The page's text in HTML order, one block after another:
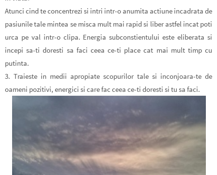
Atunci cind te concentrezi si intri intr-o anumita actiune incadrata de
pasiunile tale mintea se misca mult mai rapid si liber astfel incat poti
urca pe val intr-o clipa. Energia subconstientului este eliberata si
incepi sa-ti doresti sa faci ceea ce-ti place cat mai mult timp cu
putinta.
3. Traieste in medii apropiate scopurilor tale si inconjoara-te de
oameni pozitivi, energici si care fac ceea ce-ti doresti si tu sa faci.